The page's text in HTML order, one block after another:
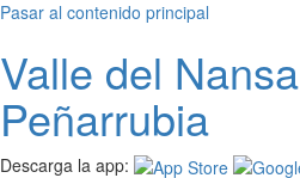
Pasar al contenido principal
Valle del Nansa
Peñarrubia
Descarga la app: